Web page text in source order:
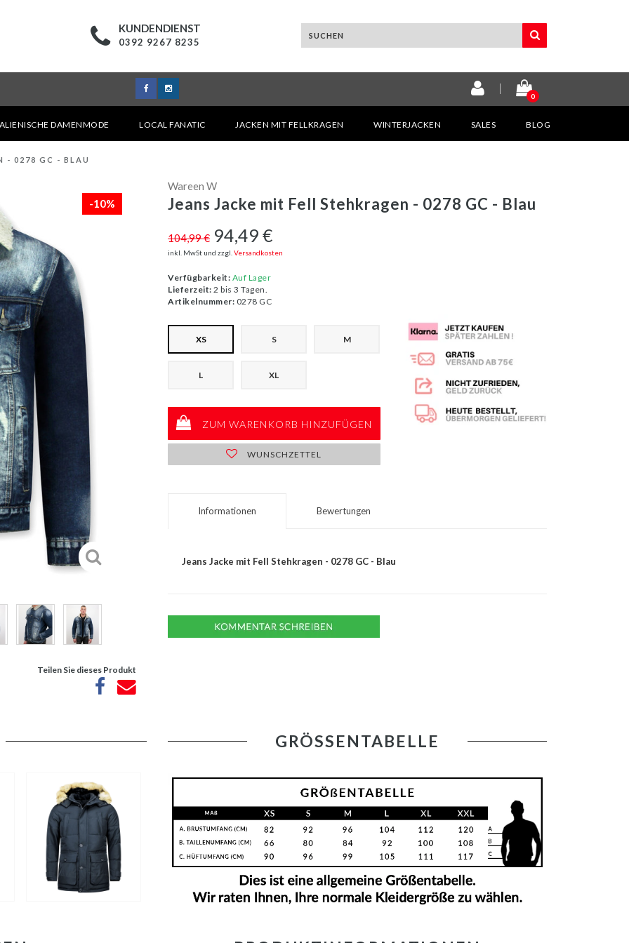
KUNDENDIENST
0392 9267 8235
0
DAMENMODE LOCAL FANATIC JACKEN MIT FELLKRAGEN WINTERJACKEN SALES BLOG
- 0278 GC - BLAU
-10%
Teilen Sie dieses Produkt
Wareen W
Jeans Jacke mit Fell Stehkragen - 0278 GC - Blau
104,99 € 94,49 €
inkl. MwSt und zzgl. Versandkosten
Verfügbarkeit: Auf Lager
Lieferzeit: 2 bis 3 Tagen.
Artikelnummer: 0278 GC
XS S M
L XL
ZUM WARENKORB HINZUFÜGEN
WUNSCHZETTEL
Informationen Bewertungen
Jeans Jacke mit Fell Stehkragen - 0278 GC - Blau
GRÖSSENTABELLE